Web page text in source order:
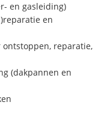
en gasleiding)
en
reparatie,
(dakpannen en